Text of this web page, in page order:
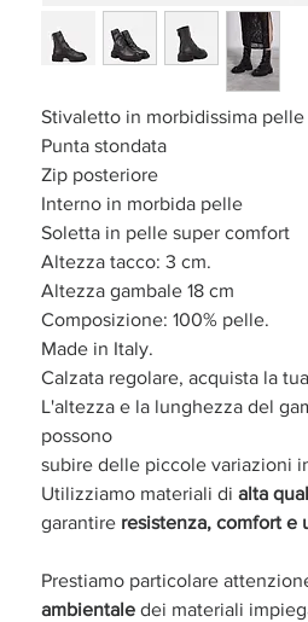
Stivaletto in morbidissima
Punta stondata
Zip posteriore
Interno in morbida pelle
Soletta in pelle super comfort
Altezza tacco: 3 cm.
Altezza gambale 18 cm
Composizione: 100% pelle.
Made in Italy.
Calzata regolare, acquista la
L'altezza e la lunghezza del
possono
subire delle piccole variazioni
Utilizziamo materiali di alta
garantire resistenza, comfort e
Prestiamo particolare
ambientale dei materiali